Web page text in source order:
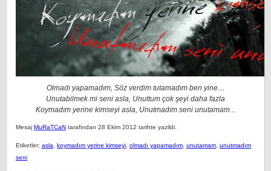
Olmadı yapamadım, Söz verdim tutamadım ben yine…
Unutabilmek mi seni asla, Unuttum çok şeyi daha fazla
Koymadım yerine kimseyi asla, Unutmadım seni unutamam ..
Mesaj MuRaTCaN tarafindan 28 Ekim 2012 tarihte yazildi.
Etiketler: asla koymadım yerine kimseyi olmadı yapamadım unutamam unutmadım
seni